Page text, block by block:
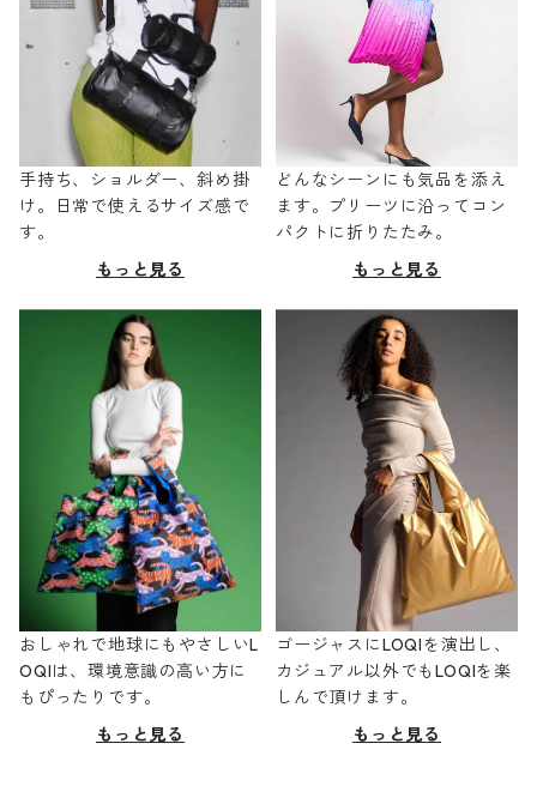
手持ち、ショルダー、斜め掛
け。日常で使えるサイズ感で
す。
もっと見る
どんなシーンにも気品を添え
ます。プリーツに沿ってコン
パクトに折りたたみ。
もっと見る
おしゃれで地球にもやさしいL
OQIは、環境意識の高い方に
もぴったりです。
もっと見る
ゴージャスにLOQIを演出し、
カジュアル以外でもLOQIを楽
しんで頂けます。
もっと見る